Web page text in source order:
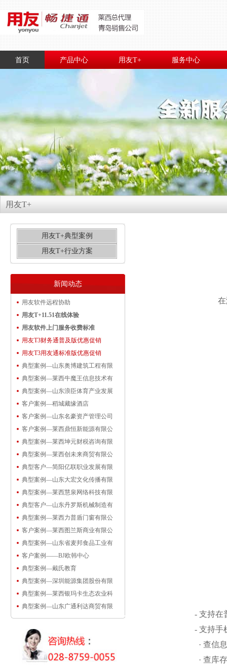
首页 产品中心 用友T+ 服务中心
用友T+
用友T+典型案例
用友T+行业方案
新闻动态
用友软件远程协助
用友T+11.51在线体验
用友软件上门服务收费标准
用友T3财务通普及版优惠促销
用友T3用友通标准版优惠促销
典型案例—山东奥博建筑工程有限
典型案例—莱西牛魔王信息技术有
典型案例—山东浪臣体育产业发展
客户案例—稻城藏缘酒店
客户案例—山东名豪资产管理公司
客户案例—莱西鼎恒新能源有限公
典型案例—莱西坤元财税咨询有限
典型案例—莱西创未来商贸有限公
典型客户—简阳亿联职业发展有限
典型案例—山东大宏文化传播有限
典型案例—莱西慧泉网络科技有限
典型客户—山东丹罗斯机械制造有
典型案例—莱西力普盾门窗有限公
客户案例—莱西图兰斯商业有限公
典型案例—山东省麦邦食品工业有
客户案例——BJ欧韩中心
典型案例—戴氏教育
典型案例—深圳能源集团股份有限
典型案例—莱西银玛卡生态农业科
典型案例—山东广通利达商贸有限
在
- 支持在
- 支持手
· 查信
· 查库